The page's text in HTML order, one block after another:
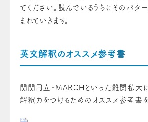
てください。読んでいるうちにそのパタ
まれていきます。
英文解釈のオススメ参考書
関関同立・MARCHといった難関私大
解釈力をつけるためのオススメ参考書を